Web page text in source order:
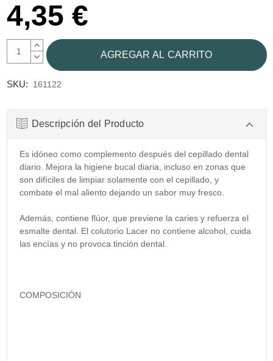
4,35 €
AUMENTAR
CANTIDAD:
DISMINUIR
CANTIDAD:
SKU: 161122
Descripción del Producto
Es idóneo como complemento después del cepillado dental
diario. Mejora la higiene bucal diaria, incluso en zonas que
son difíciles de limpiar solamente con el cepillado, y
combate el mal aliento dejando un sabor muy fresco.
Además, contiene flúor, que previene la caries y refuerza el
esmalte dental. El colutorio Lacer no contiene alcohol, cuida
las encías y no provoca tinción dental.
COMPOSICIÓN